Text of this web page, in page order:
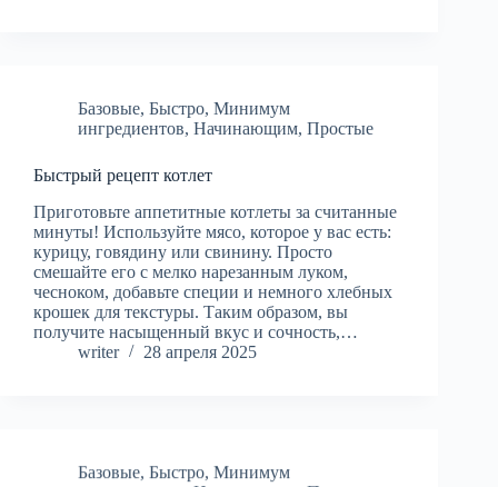
Базовые, Быстро, Минимум
ингредиентов, Начинающим, Простые
Быстрый рецепт котлет
Приготовьте аппетитные котлеты за считанные
минуты! Используйте мясо, которое у вас есть:
курицу, говядину или свинину. Просто
смешайте его с мелко нарезанным луком,
чесноком, добавьте специи и немного хлебных
крошек для текстуры. Таким образом, вы
получите насыщенный вкус и сочность,…
writer
28 апреля 2025
Базовые, Быстро, Минимум